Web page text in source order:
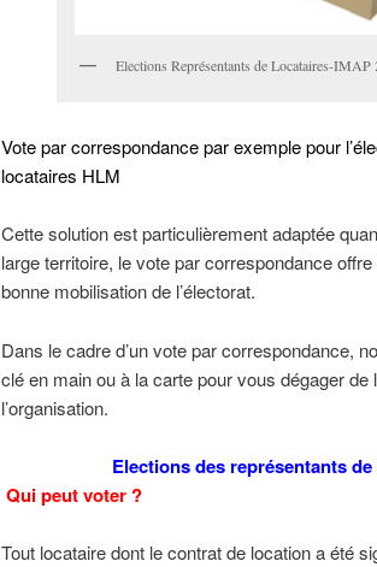
Elections Représentants de Locataires-IMAP
Vote par correspondance par exemple pour
locataires HLM
Cette solution est particulièrement adaptée
large territoire, le vote par correspondance
bonne mobilisation de l’électorat.
Dans le cadre d’un vote par correspondance,
clé en main ou à la carte pour vous dégager de
l’organisation.
Elections des représentants
Qui peut voter ?
Tout locataire dont le contrat de location a été